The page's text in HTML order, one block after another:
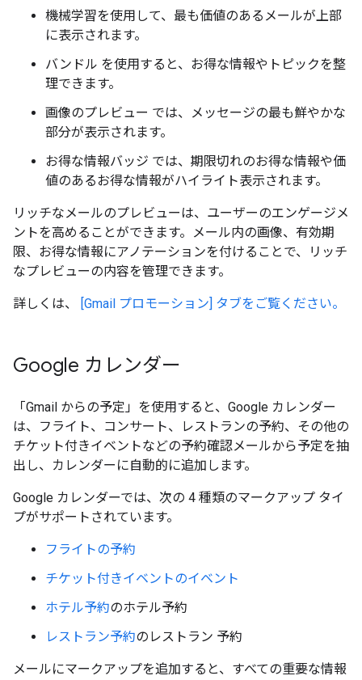
機械学習を使用して、最も価値のあるメールが上部
に表示されます。
バンドル を使用すると、お得な情報やトピックを整
理できます。
画像のプレビュー では、メッセージの最も鮮やかな
部分が表示されます。
お得な情報バッジ では、期限切れのお得な情報や価
値のあるお得な情報がハイライト表示されます。
リッチなメールのプレビューは、ユーザーのエンゲージメ
ントを高めることができます。メール内の画像、有効期
限、お得な情報にアノテーションを付けることで、リッチ
なプレビューの内容を管理できます。
詳しくは、 [Gmail プロモーション] タブをご覧ください。
Google カレンダー
「Gmail からの予定」を使用すると、Google カレンダー
は、フライト、コンサート、レストランの予約、その他の
チケット付きイベントなどの予約確認メールから予定を抽
出し、カレンダーに自動的に追加します。
Google カレンダーでは、次の 4 種類のマークアップ タイ
プがサポートされています。
フライトの予約
チケット付きイベントのイベント
ホテル予約のホテル予約
レストラン予約のレストラン 予約
メールにマークアップを追加すると、すべての重要な情報